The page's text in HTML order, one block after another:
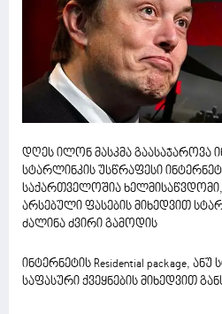
დღეს ილონ მასკმა გაასაჯაროვა
სტარლინკის უსწრაფესი
საქართველოშია ხელმისაწვდომი,
არსებული ფასების მიხედვით
ძალინა ძვირი გამოდის
ინტერნეტის Residential package,
საფასური ქვეყნების მიხედვით